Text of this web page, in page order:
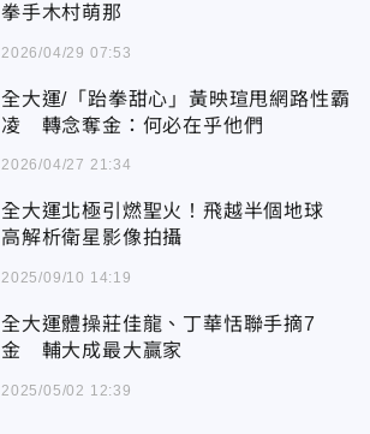
拳手木村萌那
2026/04/29 07:53
全大運/「跆拳甜心」黃映瑄甩網路性霸
凌 轉念奪金：何必在乎他們
2026/04/27 21:34
全大運北極引燃聖火！飛越半個地球
高解析衛星影像拍攝
2025/09/10 14:19
全大運體操莊佳龍、丁華恬聯手摘7
金 輔大成最大贏家
2025/05/02 12:39